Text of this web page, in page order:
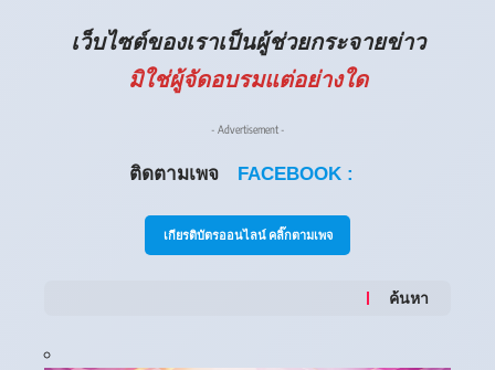
เว็บไซต์ของเราเป็นผู้ช่วยกระจายข่าว
มิใช่ผู้จัดอบรมแต่อย่างใด
- Advertisement -
ติดตามเพจ FACEBOOK :
เกียรติบัตรออนไลน์ คลิ๊กตามเพจ
ค้นหา